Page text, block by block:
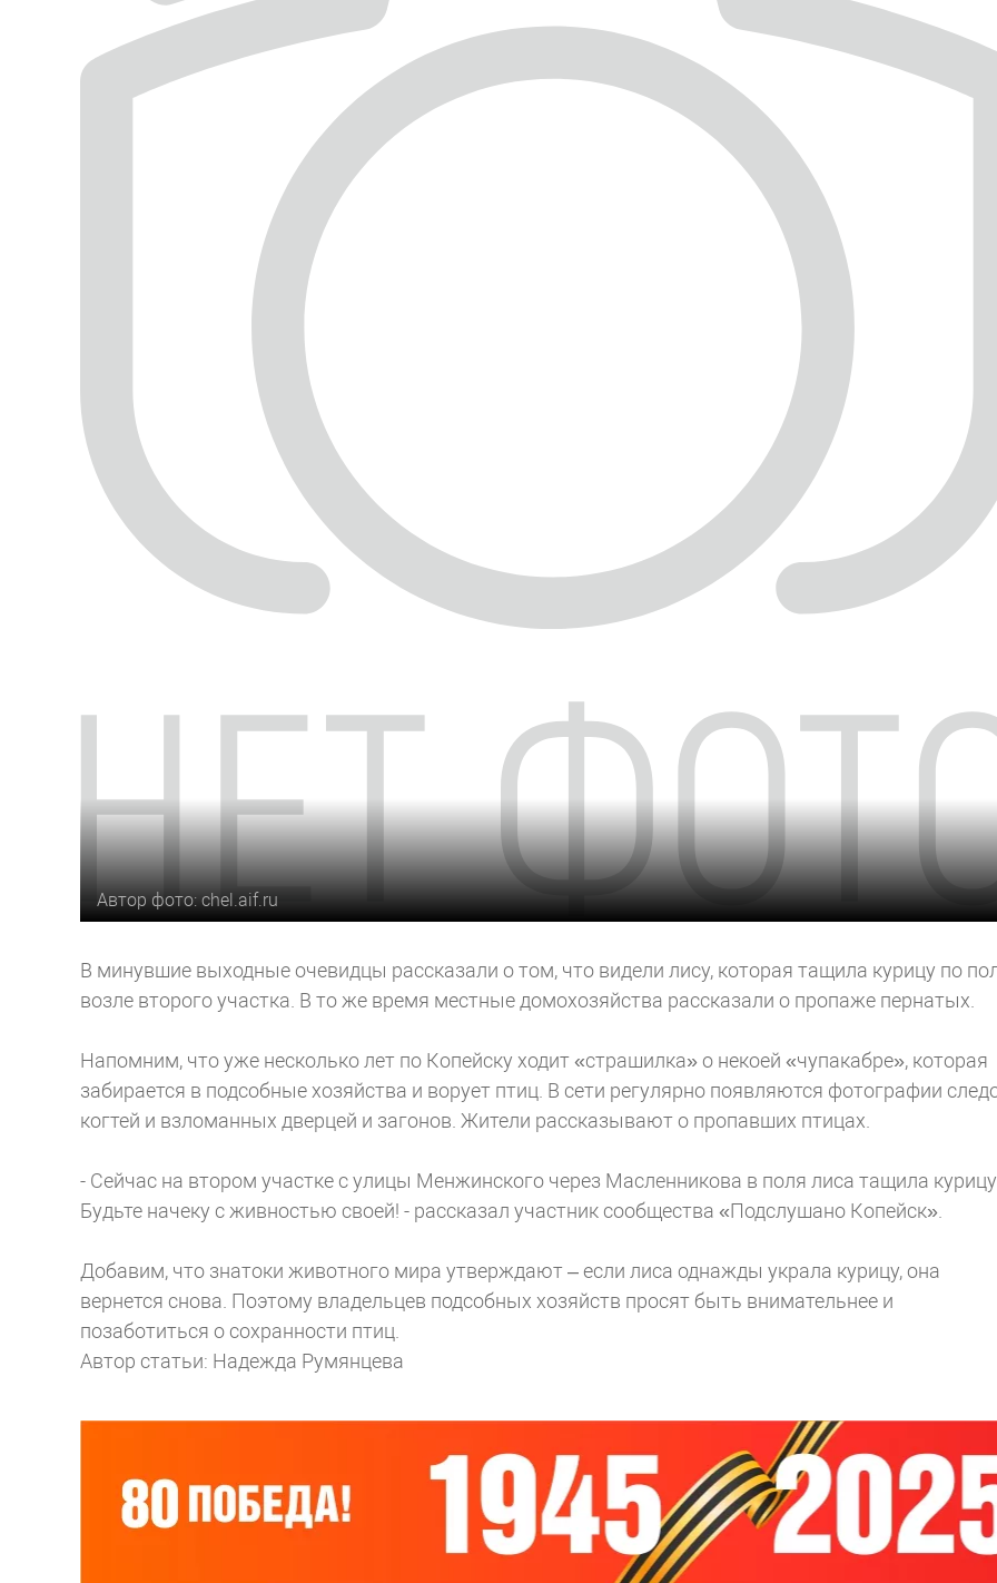
Автор фото: chel.aif.ru
В минувшие выходные очевидцы рассказали о том, что видели лису, которая тащила курицу по
возле второго участка. В то же время местные домохозяйства рассказали о пропаже пернатых.
Напомним, что уже несколько лет по Копейску ходит «страшилка» о некоей «чупакабре», которая
забирается в подсобные хозяйства и ворует птиц. В сети регулярно появляются фотографии
когтей и взломанных дверцей и загонов. Жители рассказывают о пропавших птицах.
- Сейчас на втором участке с улицы Менжинского через Масленникова в поля лиса тащила
Будьте начеку с живностью своей! - рассказал участник сообщества «Подслушано Копейск».
Добавим, что знатоки животного мира утверждают – если лиса однажды украла курицу, она
вернется снова. Поэтому владельцев подсобных хозяйств просят быть внимательнее и
позаботиться о сохранности птиц.
Автор статьи: Надежда Румянцева